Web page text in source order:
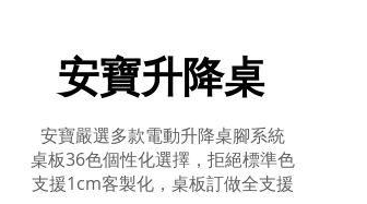
安寶升降桌
安寶嚴選多款電動升降桌腳系統
桌板36色個性化選擇，拒絕標準色
支援1cm客製化，桌板訂做全支援